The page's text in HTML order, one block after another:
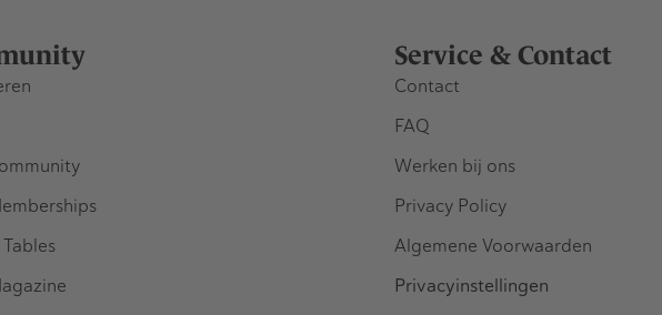
Service & Contact
Contact
FAQ
Werken bij ons
Privacy Policy
Algemene Voorwaarden
Privacyinstellingen